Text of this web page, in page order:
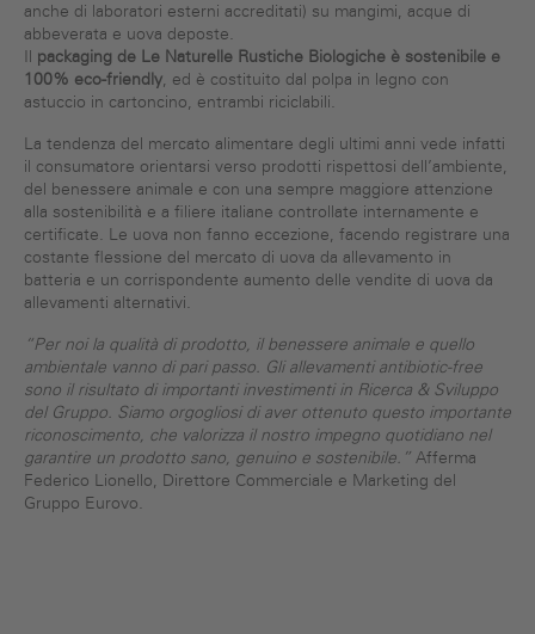
anche di laboratori esterni accreditati) su mangimi, acque di
abbeverata e uova deposte.
Il packaging de Le Naturelle Rustiche Biologiche è sostenibile e
100% eco-friendly, ed è costituito dal polpa in legno con
astuccio in cartoncino, entrambi riciclabili.
La tendenza del mercato alimentare degli ultimi anni vede infatti
il consumatore orientarsi verso prodotti rispettosi dell’ambiente,
del benessere animale e con una sempre maggiore attenzione
alla sostenibilità e a filiere italiane controllate internamente e
certificate. Le uova non fanno eccezione, facendo registrare una
costante flessione del mercato di uova da allevamento in
batteria e un corrispondente aumento delle vendite di uova da
allevamenti alternativi.
“Per noi la qualità di prodotto, il benessere animale e quello
ambientale vanno di pari passo. Gli allevamenti antibiotic-free
sono il risultato di importanti investimenti in Ricerca & Sviluppo
del Gruppo. Siamo orgogliosi di aver ottenuto questo importante
riconoscimento, che valorizza il nostro impegno quotidiano nel
garantire un prodotto sano, genuino e sostenibile.” Afferma
Federico Lionello, Direttore Commerciale e Marketing del
Gruppo Eurovo.